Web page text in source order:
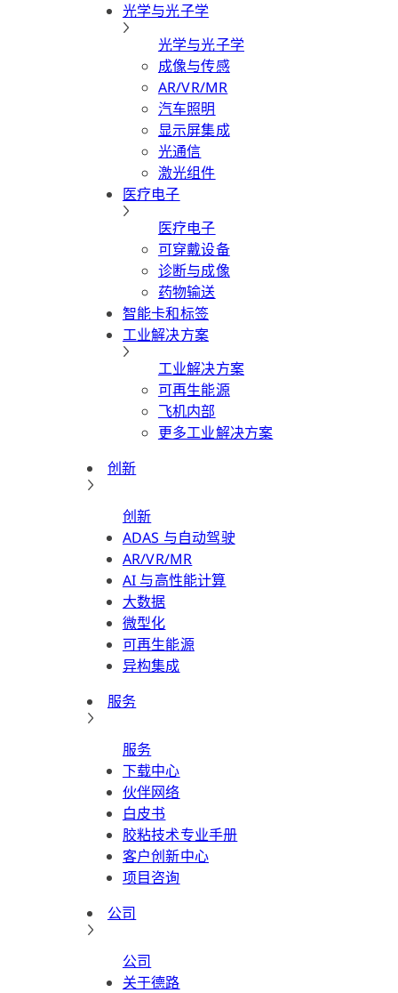
光学与光子学
光学与光子学
成像与传感
AR/VR/MR
汽车照明
显示屏集成
光通信
激光组件
医疗电子
医疗电子
可穿戴设备
诊断与成像
药物输送
智能卡和标签
工业解决方案
工业解决方案
可再生能源
飞机内部
更多工业解决方案
创新
创新
ADAS 与自动驾驶
AR/VR/MR
AI 与高性能计算
大数据
微型化
可再生能源
异构集成
服务
服务
下载中心
伙伴网络
白皮书
胶粘技术专业手册
客户创新中心
项目咨询
公司
公司
关于德路